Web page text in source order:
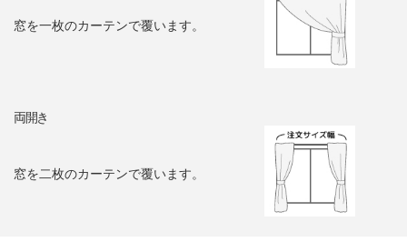
窓を一枚のカーテンで覆います。
両開き
窓を二枚のカーテンで覆います。